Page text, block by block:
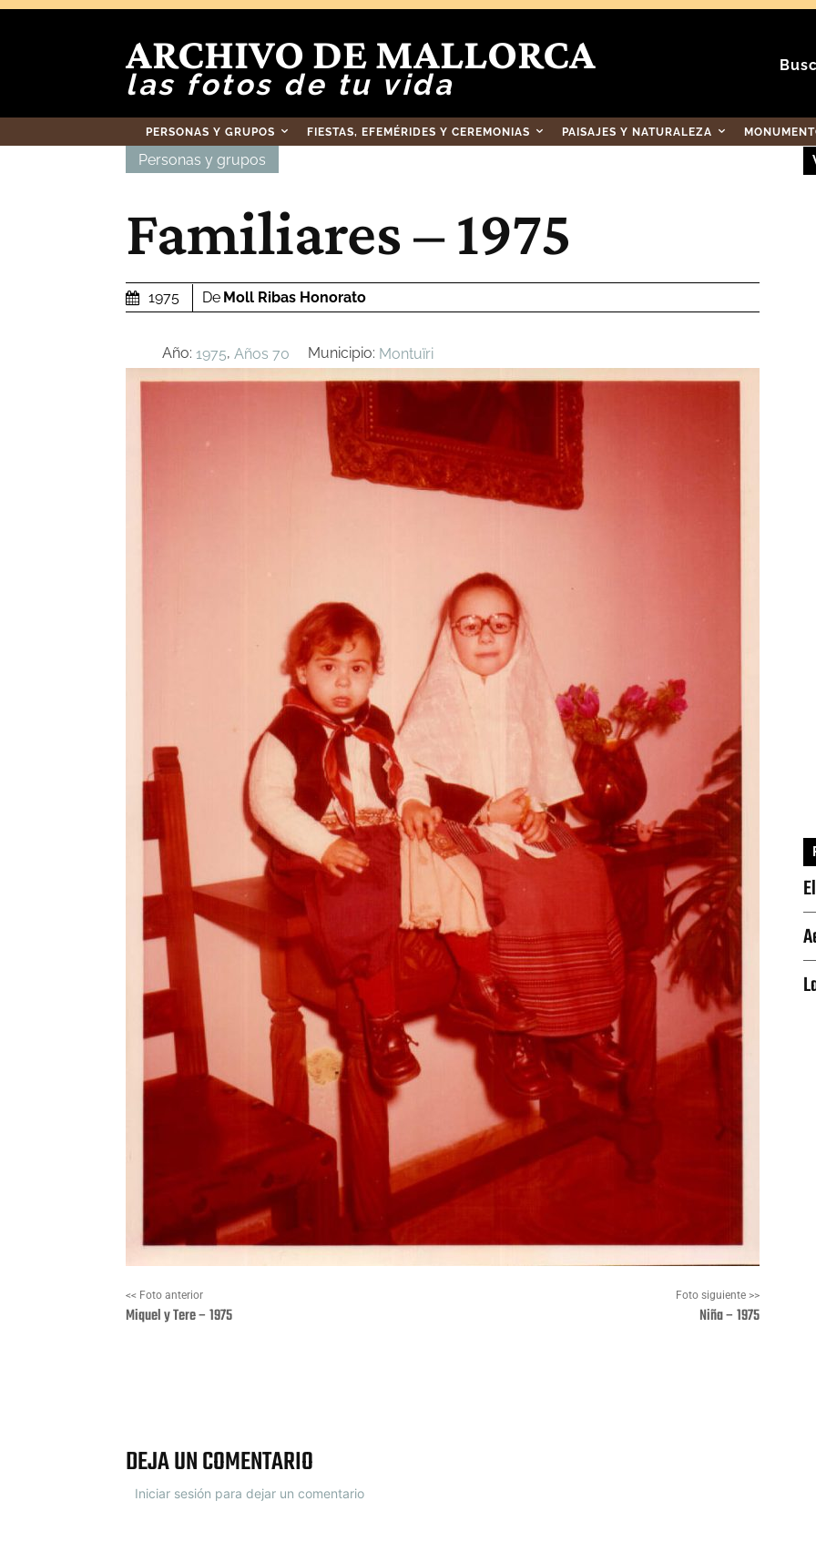
ARCHIVO DE MALLORCA
las fotos de tu vida
PERSONAS Y GRUPOS FIESTAS, EFEMÉRIDES Y CEREMONIAS PAISAJES Y NATURALEZA
Personas y grupos
Familiares – 1975
1975 De Moll Ribas Honorato
Año: 1975, Años 70 Municipio: Montuïri
<< Foto anterior
Miquel y Tere – 1975
Foto siguiente >>
Niña – 1975
DEJA UN COMENTARIO
Iniciar sesión para dejar un comentario